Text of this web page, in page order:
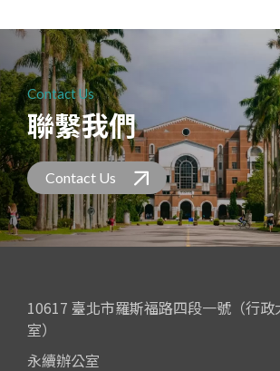
Contact Us
聯繫我們
Contact Us
10617 臺北市羅斯福路四段一號（行政
室）
永續辦公室